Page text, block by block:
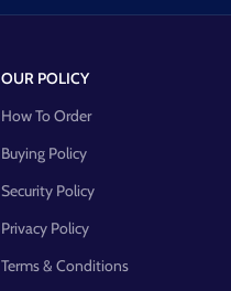
OUR POLICY
How To Order
Buying Policy
Security Policy
Privacy Policy
Terms & Conditions